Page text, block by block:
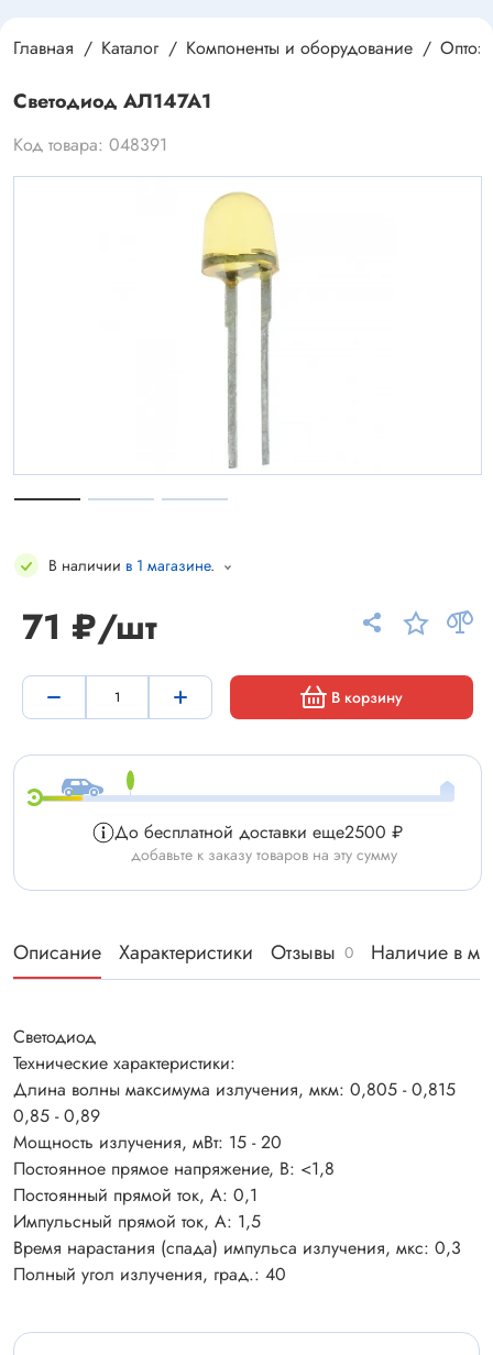
Главная Каталог Компоненты и оборудование
Светодиод АЛ147А1
Код товара: 048391
В наличии в 1 магазине.
71 ₽/шт
В корзину
До бесплатной доставки еще2500 ₽
добавьте к заказу товаров на эту сумму
Описание Характеристики Отзывы 0 Наличие в
Светодиод
Технические характеристики:
Длина волны максимума излучения, мкм: 0,805 - 0,815
0,85 - 0,89
Мощность излучения, мВт: 15 - 20
Постоянное прямое напряжение, В: <1,8
Постоянный прямой ток, А: 0,1
Импульсный прямой ток, А: 1,5
Время нарастания (спада) импульса излучения, мкс: 0,3
Полный угол излучения, град.: 40